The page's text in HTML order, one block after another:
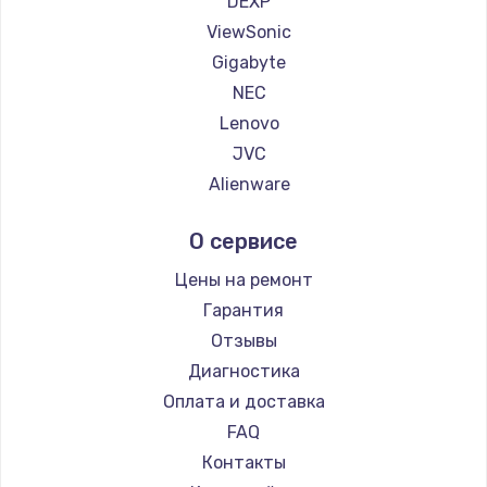
1260 руб.
Установка драйверов
725 руб.
Заказать
Заказать
Ремонт цепей питания
2500 руб.
Заказать
ViewSonic
Gigabyte
NEC
Lenovo
JVC
Alienware
Thunderobot
Hisense
АОС
Ardor
Machenike
iru
Titan Army
iFFALCON
О сервисе
Цены на ремонт
Гарантия
Отзывы
Диагностика
Оплата и доставка
FAQ
Контакты